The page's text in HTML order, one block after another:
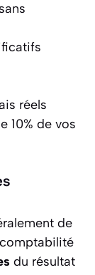
réels
10% de vos
de
du résultat